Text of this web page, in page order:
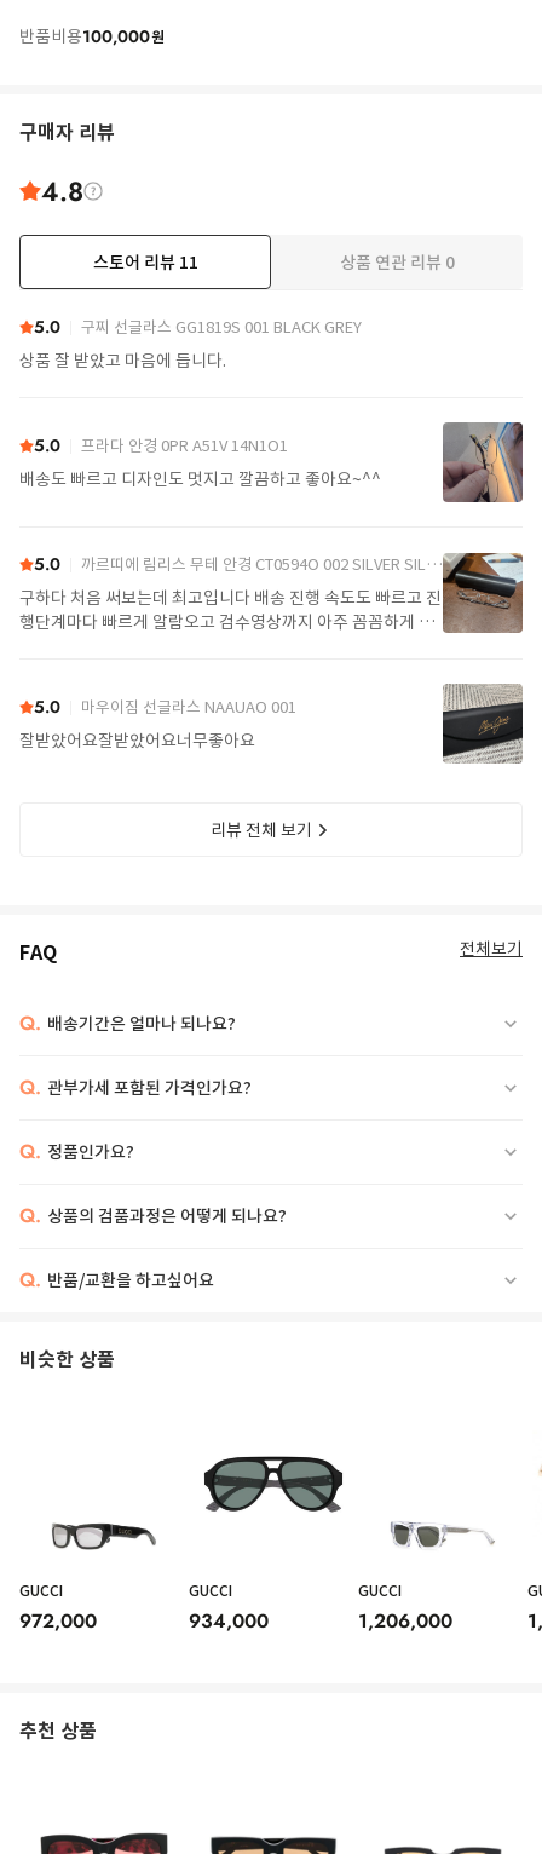
반품비용100,000원
구매자 리뷰
4.8
스토어 리뷰 11 상품 연관 리뷰 0
5.0 구찌 선글라스 GG1819S 001 BLACK GREY
상품 잘 받았고 마음에 듭니다.
5.0 프라다 안경 0PR A51V 14N1O1
배송도 빠르고 디자인도 멋지고 깔끔하고 좋아요~^^
5.0 까르띠에 림리스 무테 안경 CT0594O 002 SILVER SILVER TRANSPARENT
구하다 처음 써보는데 최고입니다 배송 진행 속도도 빠르고 진
행단계마다 빠르게 알람오고 검수영상까지 아주 꼼꼼하게 찍
5.0 마우이짐 선글라스 NAAUAO 001
잘받았어요잘받았어요너무좋아요
리뷰 전체 보기
FAQ 전체보기
Q. 배송기간은 얼마나 되나요?
Q. 관부가세 포함된 가격인가요?
Q. 정품인가요?
Q. 상품의 검품과정은 어떻게 되나요?
Q. 반품/교환을 하고싶어요
비슷한 상품
GUCCI
972,000
GUCCI
934,000
GUCCI
1,206,000
추천 상품